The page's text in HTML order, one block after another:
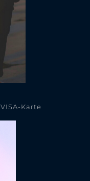
Karte